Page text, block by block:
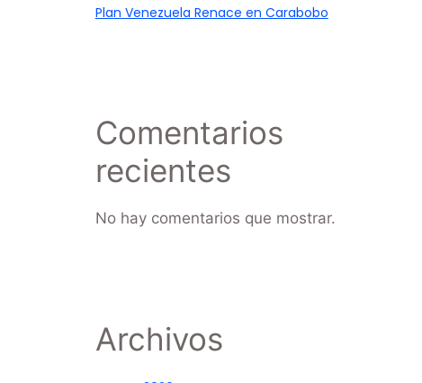
Plan Venezuela Renace en Carabobo
Comentarios
recientes
No hay comentarios que mostrar.
Archivos